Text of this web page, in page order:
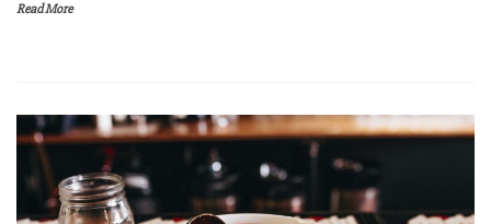
Read More